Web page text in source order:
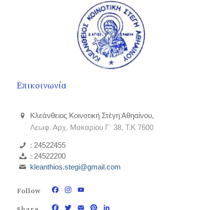
Επικοινωνία
Κλεάνθειος Κοινοτική Στέγη Αθηαίνου,
Λεωφ. Αρχ. Μακαρίου Γ΄ 38, Τ.Κ 7600
: 24522455
: 24522200
kleanthios.stegi@gmail.com
Follow FacebookInstagram